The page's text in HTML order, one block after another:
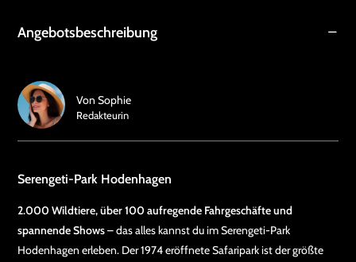
Angebotsbeschreibung
Serengeti-Park Hodenhagen
2.000 Wildtiere, über 100 aufregende Fahrgeschäfte und
spannende Shows– das alles kannst du im Serengeti-Park
Hodenhagen erleben. Der 1974 eröffnete Safaripark ist der größte
Von Sophie
Redakteurin